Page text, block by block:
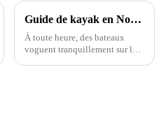
Guide de kayak en Nouvelle-Angleterre
À toute heure, des bateaux
voguent tranquillement sur la